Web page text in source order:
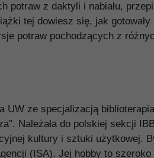
potraw z daktyli i nabiału,
tej dowiesz się, jak gotowały
potraw pochodzących z
UW ze specjalizacją
Należała do polskiej sekcji
kultury i sztuki użytkowej.
(ISA). Jej hobby to